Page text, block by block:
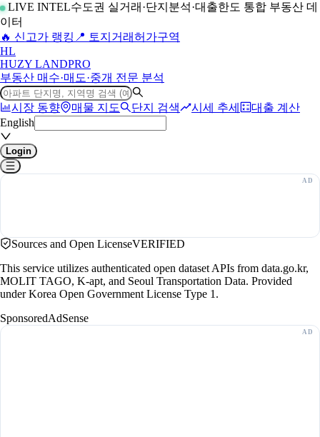
LIVE INTEL수도권 실거래·단지분석·대출한도 통합 부동산 데
이터
🔥 신고가 랭킹 📍 토지거래허가구역
HL
HUZY LANDPRO
부동산 매수·매도·중개 전문 분석
시장 동향 매물 지도 단지 검색 시세 추세
대출 계산
English
Login
Sources and Open LicenseVERIFIED
This service utilizes authenticated open dataset APIs from data.go.kr,
MOLIT TAGO, K-apt, and Seoul Transportation Data. Provided
under Korea Open Government License Type 1.
SponsoredAdSense